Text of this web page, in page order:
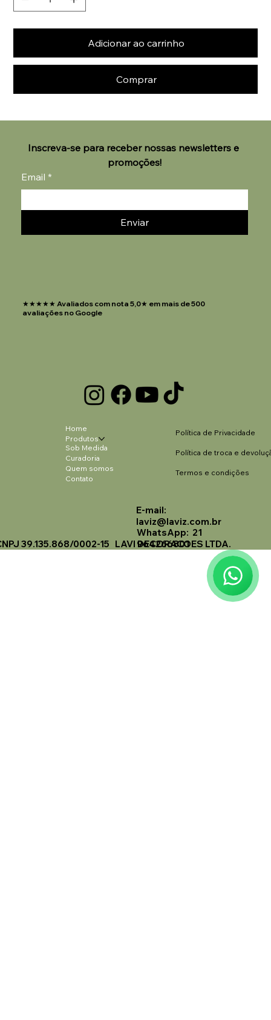
Adicionar ao carrinho
Comprar
Home
Produtos
Sob Medida
Curadoria
Quem somos
Contato
Política de Privacidade
Política de troca e
Termos e condições
Inscreva-se para receber nossas newsletters e
promoções!
Email *
Enviar
★★★★★ Avaliados com nota 5,0★ em mais de 500
avaliações no Google
E-mail:
laviz@laviz.com.br
WhatsApp: 21
964266801
39.135.868/0002-15 LAVI DECORACOES LTDA.
🗓️ Opening Hours: Mon-Fri 9:00 - 16:00
Laviz Home Decor